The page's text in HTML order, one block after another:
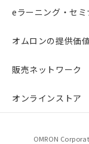
eラーニング・セミ
オムロンの提供価
販売ネットワーク
オンラインストア
OMRON